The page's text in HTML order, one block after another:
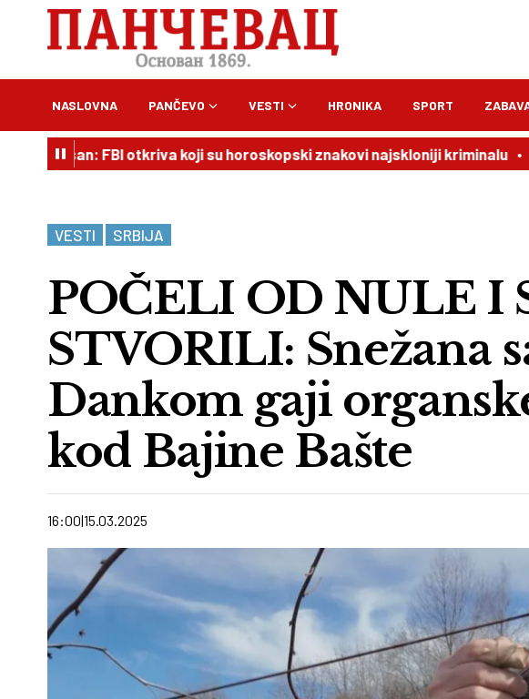
NASLOVNA PANČEVO VESTI HRONIKA SPORT
FBI otkriva koji su horoskopski znakovi najskloniji kriminalu 19:00
VESTI SRBIJA
POČELI OD NULE I
STVORILI: Snežana
Dankom gaji
kod Bajine Bašte
16:00 15.03.2025